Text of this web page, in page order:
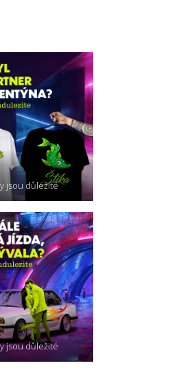
jsou důležité
jsou důležité